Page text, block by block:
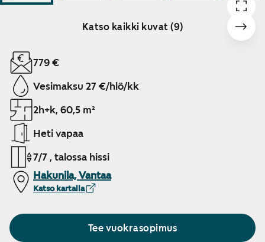
Katso kaikki kuvat (9)
Näytetään dia 1 / 9
779 €
Vesimaksu 27 €/hlö/kk
2h+k, 60,5 m²
Heti vapaa
7/7 , talossa hissi
Hakunila, Vantaa
Katso kartalla
Tee vuokrasopimus